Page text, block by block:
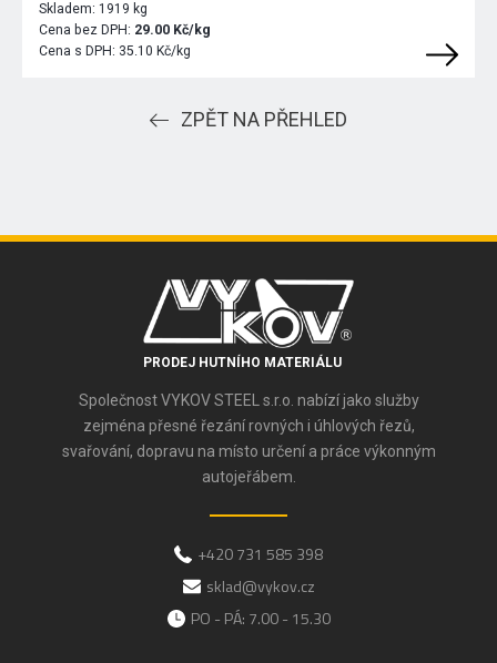
Skladem: 1919 kg
Cena bez DPH: 29.00 Kč/kg
Cena s DPH: 35.10 Kč/kg
ZPĚT NA PŘEHLED
PRODEJ HUTNÍHO MATERIÁLU
Společnost VYKOV STEEL s.r.o. nabízí jako služby
zejména přesné řezání rovných i úhlových řezů,
svařování, dopravu na místo určení a práce výkonným
autojeřábem.
+420 731 585 398
sklad@vykov.cz
PO - PÁ: 7.00 - 15.30